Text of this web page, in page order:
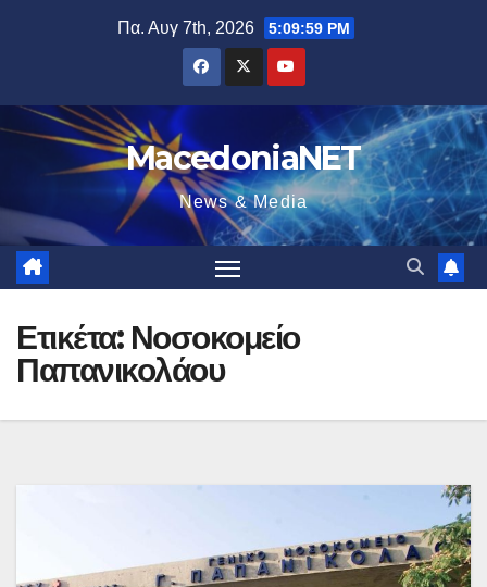
Πα. Αυγ 7th, 2026 5:10:00 PM
MacedoniaNET
News & Media
Ετικέτα: Νοσοκομείο
Παπανικολάου